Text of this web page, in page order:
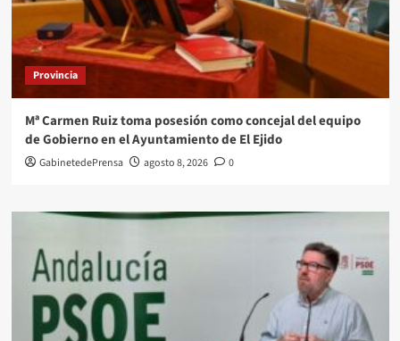
Provincia
Mª Carmen Ruiz toma posesión como concejal del equipo
de Gobierno en el Ayuntamiento de El Ejido
GabinetedePrensa agosto 8, 2026 0